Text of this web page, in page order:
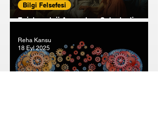
Epistemoloji Açısından: Sokrates’in
Bilgi Felsefesi
Reha Kansu
18 Eyl 2025